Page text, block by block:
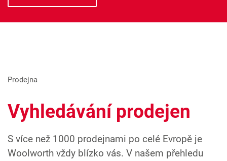
Prodejna
Vyhledávání prodejen
S více než 1000 prodejnami po celé Evropě je
Woolworth vždy blízko vás. V našem přehledu